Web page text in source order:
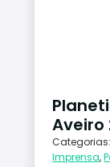
Aveiro
Imprensa,